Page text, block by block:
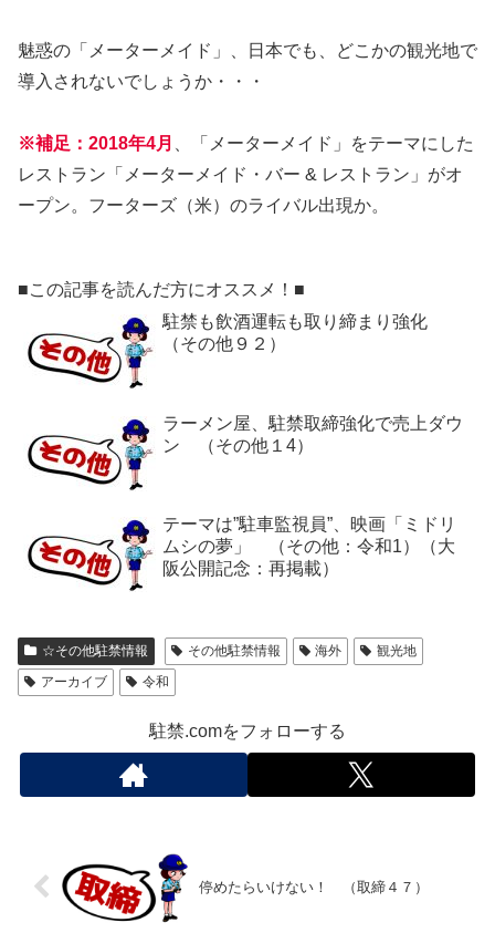
魅惑の「メーターメイド」、日本でも、どこかの観光地で
導入されないでしょうか・・・
※補足：2018年4月
、「メーターメイド」をテーマにした
レストラン「メーターメイド・バー & レストラン」がオ
ープン。フーターズ（米）のライバル出現か。
■この記事を読んだ方にオススメ！■
駐禁も飲酒運転も取り締まり強化
（その他９２）
ラーメン屋、駐禁取締強化で売上ダウ
ン （その他１4）
テーマは”駐車監視員”、映画「ミドリ
ムシの夢」 （その他：令和1）（大
阪公開記念：再掲載）
☆その他駐禁情報 その他駐禁情報 海外
観光地
アーカイブ
令和
駐禁.comをフォローする
停めたらいけない！ （取締４７）